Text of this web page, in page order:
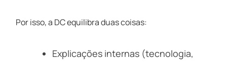
Por isso, a DC equilibra duas coisas:
Explicações internas (tecnologia,